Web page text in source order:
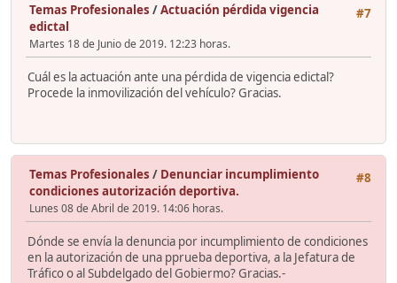
#7
Temas Profesionales /Actuación pérdida vigencia
edictal
Martes 18 de Junio de 2019. 12:23 horas.
Cuál es la actuación ante una pérdida de vigencia edictal?
Procede la inmovilización del vehículo? Gracias.
#8
Temas Profesionales / Denunciar incumplimiento
condiciones autorización deportiva.
Lunes 08 de Abril de 2019. 14:06 horas.
Dónde se envía la denuncia por incumplimiento de condiciones
en la autorización de una pprueba deportiva, a la Jefatura de
Tráfico o al Subdelgado del Gobiermo? Gracias.-